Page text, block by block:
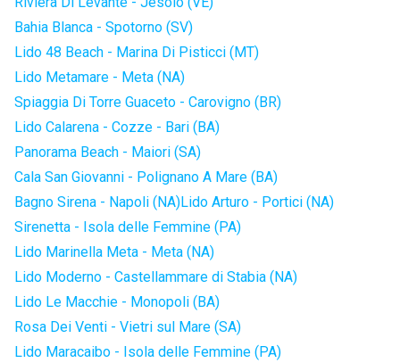
Bahia Blanca - Spotorno (SV)
Lido 48 Beach - Marina Di Pisticci (MT)
Lido Metamare - Meta (NA)
Spiaggia Di Torre Guaceto - Carovigno (BR)
Lido Calarena - Cozze - Bari (BA)
Panorama Beach - Maiori (SA)
Cala San Giovanni - Polignano A Mare (BA)
Bagno Sirena - Napoli (NA)Lido Arturo - Portici (NA)
Sirenetta - Isola delle Femmine (PA)
Lido Marinella Meta - Meta (NA)
Lido Moderno - Castellammare di Stabia (NA)
Lido Le Macchie - Monopoli (BA)
Rosa Dei Venti - Vietri sul Mare (SA)
Lido Maracaibo - Isola delle Femmine (PA)